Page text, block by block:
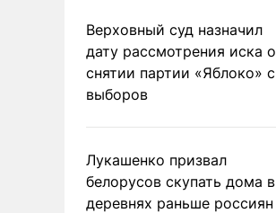
Верховный суд назначил
дату рассмотрения иска о
снятии партии «Яблоко» с
выборов
Лукашенко призвал
белорусов скупать дома в
деревнях раньше россиян